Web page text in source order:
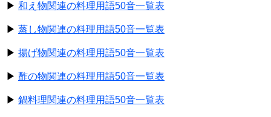
▶ 和え物関連の料理用語50音一覧表
▶ 蒸し物関連の料理用語50音一覧表
▶ 揚げ物関連の料理用語50音一覧表
▶ 酢の物関連の料理用語50音一覧表
▶ 鍋料理関連の料理用語50音一覧表